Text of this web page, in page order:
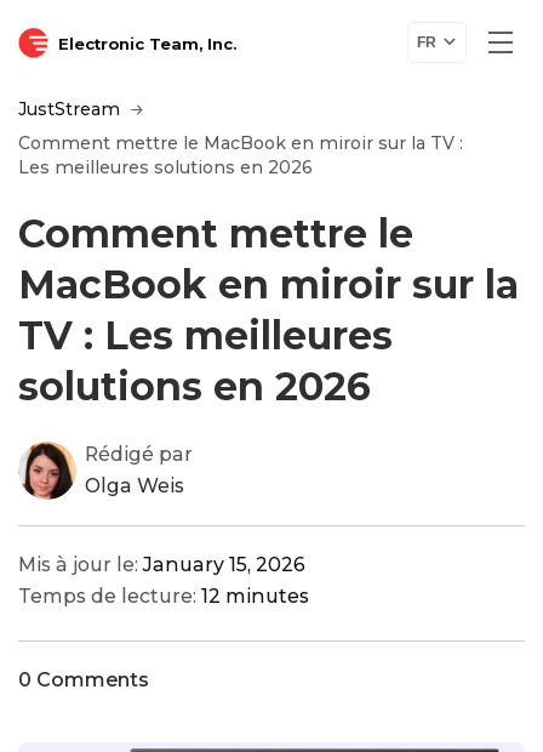
Electronic Team, Inc. FR
JustStream
Comment mettre le MacBook en miroir sur la TV :
Les meilleures solutions en 2026
Comment mettre le
MacBook en miroir sur la
TV : Les meilleures
solutions en 2026
Rédigé par
Olga Weis
Mis à jour le:January 15, 2026
Temps de lecture: 12 minutes
0 Comments